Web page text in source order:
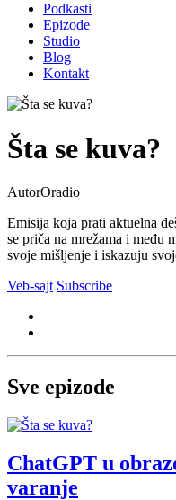
Podkasti
Epizode
Studio
Blog
Kontakt
Šta se kuva?
AutorOradio
Emisija koja prati aktuelna
se priča na mrežama i među
svoje mišljenje i iskazuju
Veb-sajt Subscribe
Sve epizode
ChatGPT u
varanje